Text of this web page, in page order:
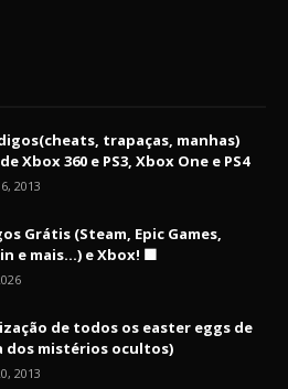
trapaças, manhas)
Xbox 360 e PS3, Xbox One e PS4
2013
Grátis (Steam, Epic Games,
e mais...) e Xbox! 🟩
de todos os easter eggs de
dos mistérios ocultos)
2013